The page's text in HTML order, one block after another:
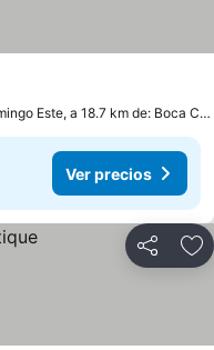
Santo Domingo Este, a 18.7 km de: Boca Chica
Ver precios
Compartir